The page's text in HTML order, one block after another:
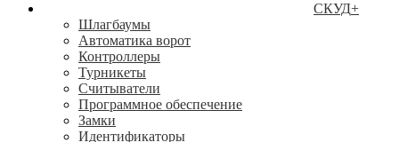
СКУД+
Шлагбаумы
Автоматика ворот
Контроллеры
Турникеты
Считыватели
Программное обеспечение
Замки
Идентификаторы